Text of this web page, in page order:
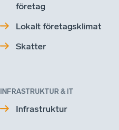
företag
Lokalt företagsklimat
Skatter
INFRASTRUKTUR & IT
Infrastruktur